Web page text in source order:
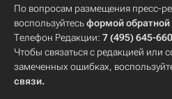
По вопросам размещения пресс-
воспользуйтесьформой обратной
Телефон Редакции: 7 (495) 645-
Чтобы связаться с редакцией или
замеченных ошибках,
связи.